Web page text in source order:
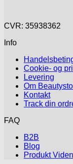
CVR: 35938362
Info
Cookie- og
Levering
Om
Kontakt
Track din
FAQ
B2B
Blog
Produkt Viden